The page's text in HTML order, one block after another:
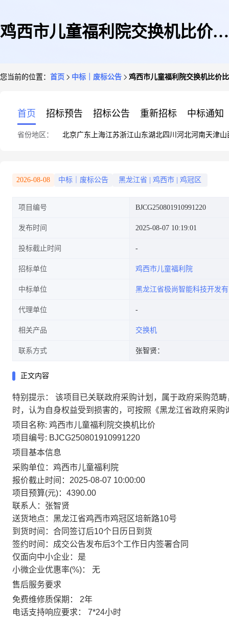
鸡西市儿童福利院交换机比价比
您当前的位置： 首页 中标｜废标公告 鸡西市儿童福利院交换机比价
首页 招标预告 招标公告 重新招标 中标通知
省份地区： 北京广东 上海江苏浙江山东湖北四川 河北河南天津山
2026-08-08 中标｜废标公告 黑龙江省 鸡西市 鸡冠区
项目编号 BJCG250801910991220
发布时间 2025-08-07 10:19:01
投标截止时间
招标单位 鸡西市儿童福利院
中标单位 黑龙江省极尚智能科技开发
代理单位
相关产品 交换机
联系方式 张智贤：
正文内容
特别提示：
该项目已关联政府采购计划，属于政府采购范
时，认为自身权益受到损害的，可按照《黑龙江省政府采
项目名称: 鸡西市儿童福利院交换机比价
项目编号: BJCG250801910991220
项目基本信息
采购单位： 鸡西市儿童福利院
报价截止时间： 2025-08-07 10:00:00
项目预算(元)： 4390.00
联系人： 张智贤
送货地点： 黑龙江省鸡西市鸡冠区培新路10号
到货时间： 合同签订后10个日历日到货
签约时间： 成交公告发布后3个工作日内签署合同
仅面向中小企业： 是
小微企业优惠率(%)：
无
售后服务要求
免费维修质保期：
2年
电话支持响应要求：
7*24小时